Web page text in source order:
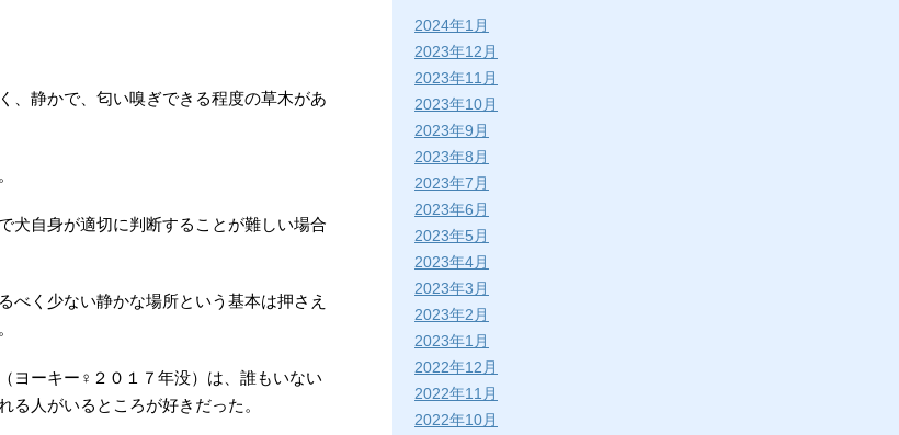
、静かで、匂い嗅ぎできる程度の草木があ
犬自身が適切に判断することが難しい場合
べく少ない静かな場所という基本は押さえ
ヨーキー♀２０１７年没）は、誰もいない
人がいるところが好きだった。
2024年1月
2023年12月
2023年11月
2023年10月
2023年9月
2023年8月
2023年7月
2023年6月
2023年5月
2023年4月
2023年3月
2023年2月
2023年1月
2022年12月
2022年11月
2022年10月